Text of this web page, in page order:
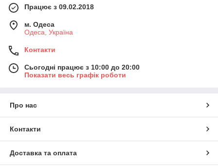
Працює з 09.02.2018
м. Одеса
Одеса, Україна
Контакти
Сьогодні працює з 10:00 до 20:00
Показати весь графік роботи
Про нас
Контакти
Доставка та оплата